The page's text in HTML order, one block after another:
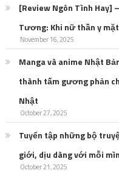
[Review Ngôn Tình Hay]
Tương: Khi nữ thần y
November 16, 2025
Manga và anime Nhật
thành tấm gương phản
Nhật
October 27, 2025
Tuyển tập những bộ
giới, dịu dàng với mỗi
October 21, 2025